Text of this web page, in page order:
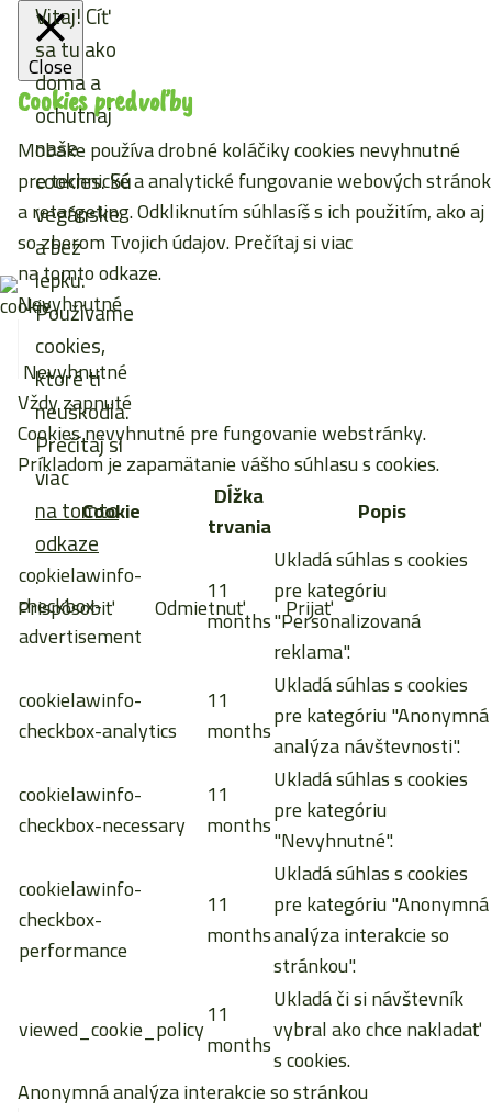
Vitaj! Cíť
sa tu ako
doma a
ochutnaj
naše
cookies. Sú
vegánske
a bez
lepku.
Používame
cookies,
ktoré ti
neuškodia.
Prečítaj si
viac
na tomto
odkaze
.
Prispôsobiť Odmietnuť Prijať
Close
Cookies predvoľby
Mobake používa drobné koláčiky cookies nevyhnutné
pre technické a analytické fungovanie webových stránok
a retargeting. Odkliknutím súhlasíš s ich použitím, ako aj
so zberom Tvojich údajov. Prečítaj si viac
na tomto odkaze.
Nevyhnutné
Nevyhnutné
Vždy zapnuté
Cookies nevyhnutné pre fungovanie webstránky.
Príkladom je zapamätanie vášho súhlasu s cookies.
Cookie
Dĺžka
trvania
Popis
cookielawinfo-
checkbox-
advertisement
11
months
Ukladá súhlas s cookies
pre kategóriu
"Personalizovaná
reklama".
cookielawinfo-
checkbox-analytics
11
months
Ukladá súhlas s cookies
pre kategóriu "Anonymná
analýza návštevnosti".
cookielawinfo-
checkbox-necessary
11
months
Ukladá súhlas s cookies
pre kategóriu
"Nevyhnutné".
cookielawinfo-
checkbox-
performance
11
months
Ukladá súhlas s cookies
pre kategóriu "Anonymná
analýza interakcie so
stránkou".
viewed_cookie_policy11
months
Ukladá či si návštevník
vybral ako chce nakladať
s cookies.
Anonymná analýza interakcie so stránkou